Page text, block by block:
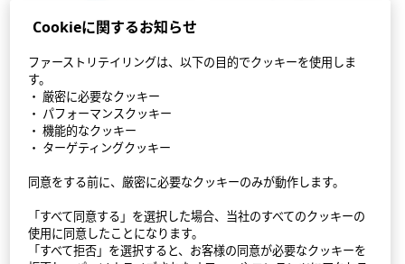
StyleHint アプリ
利用規約
Cookieに関するお知らせ
ファーストリテイリングは、以下の目的でクッキーを使用しま
す。
・ 厳密に必要なクッキー
・ パフォーマンスクッキー
・ 機能的なクッキー
・ ターゲティングクッキー
同意をする前に、厳密に必要なクッキーのみが動作します。
「すべて同意する」を選択した場合、当社のすべてのクッキーの
使用に同意したことになります。
「すべて拒否」を選択すると、お客様の同意が必要なクッキーを